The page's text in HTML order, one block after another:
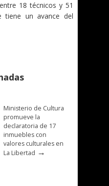
18 técnicos y 51
tiene un avance del
Ministerio de Cultura
promueve la
declaratoria de 17
inmuebles con
valores culturales en
La Libertad →